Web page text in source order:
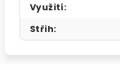
Využití:
Střih: